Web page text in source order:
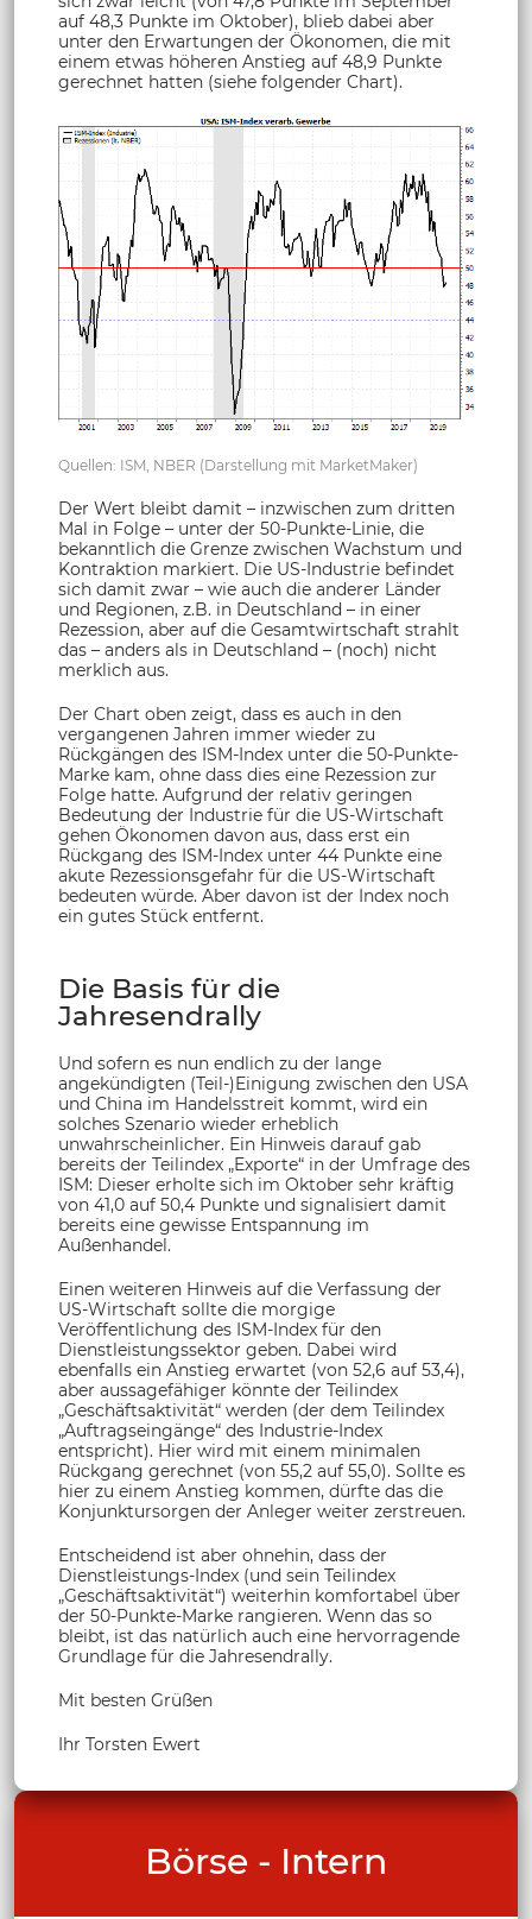
auf 48,3 Punkte im Oktober), blieb dabei aber
unter den Erwartungen der Ökonomen, die mit
einem etwas höheren Anstieg auf 48,9 Punkte
gerechnet hatten (siehe folgender Chart).
Quellen: ISM, NBER (Darstellung mit MarketMaker)
Der Wert bleibt damit – inzwischen zum dritten
Mal in Folge – unter der 50-Punkte-Linie, die
bekanntlich die Grenze zwischen Wachstum und
Kontraktion markiert. Die US-Industrie befindet
sich damit zwar – wie auch die anderer Länder
und Regionen, z.B. in Deutschland – in einer
Rezession, aber auf die Gesamtwirtschaft strahlt
das – anders als in Deutschland – (noch) nicht
merklich aus.
Der Chart oben zeigt, dass es auch in den
vergangenen Jahren immer wieder zu
Rückgängen des ISM-Index unter die 50-Punkte-
Marke kam, ohne dass dies eine Rezession zur
Folge hatte. Aufgrund der relativ geringen
Bedeutung der Industrie für die US-Wirtschaft
gehen Ökonomen davon aus, dass erst ein
Rückgang des ISM-Index unter 44 Punkte eine
akute Rezessionsgefahr für die US-Wirtschaft
bedeuten würde. Aber davon ist der Index noch
ein gutes Stück entfernt.
Die Basis für die
Jahresendrally
Und sofern es nun endlich zu der lange
angekündigten (Teil-)Einigung zwischen den USA
und China im Handelsstreit kommt, wird ein
solches Szenario wieder erheblich
unwahrscheinlicher. Ein Hinweis darauf gab
bereits der Teilindex „Exporte“ in der Umfrage des
ISM: Dieser erholte sich im Oktober sehr kräftig
von 41,0 auf 50,4 Punkte und signalisiert damit
bereits eine gewisse Entspannung im
Außenhandel.
Einen weiteren Hinweis auf die Verfassung der
US-Wirtschaft sollte die morgige
Veröffentlichung des ISM-Index für den
Dienstleistungssektor geben. Dabei wird
ebenfalls ein Anstieg erwartet (von 52,6 auf 53,4),
aber aussagefähiger könnte der Teilindex
„Geschäftsaktivität“ werden (der dem Teilindex
„Auftragseingänge“ des Industrie-Index
entspricht). Hier wird mit einem minimalen
Rückgang gerechnet (von 55,2 auf 55,0). Sollte es
hier zu einem Anstieg kommen, dürfte das die
Konjunktursorgen der Anleger weiter zerstreuen.
Entscheidend ist aber ohnehin, dass der
Dienstleistungs-Index (und sein Teilindex
„Geschäftsaktivität“) weiterhin komfortabel über
der 50-Punkte-Marke rangieren. Wenn das so
bleibt, ist das natürlich auch eine hervorragende
Grundlage für die Jahresendrally.
Mit besten Grüßen
Ihr Torsten Ewert
Börse - Intern